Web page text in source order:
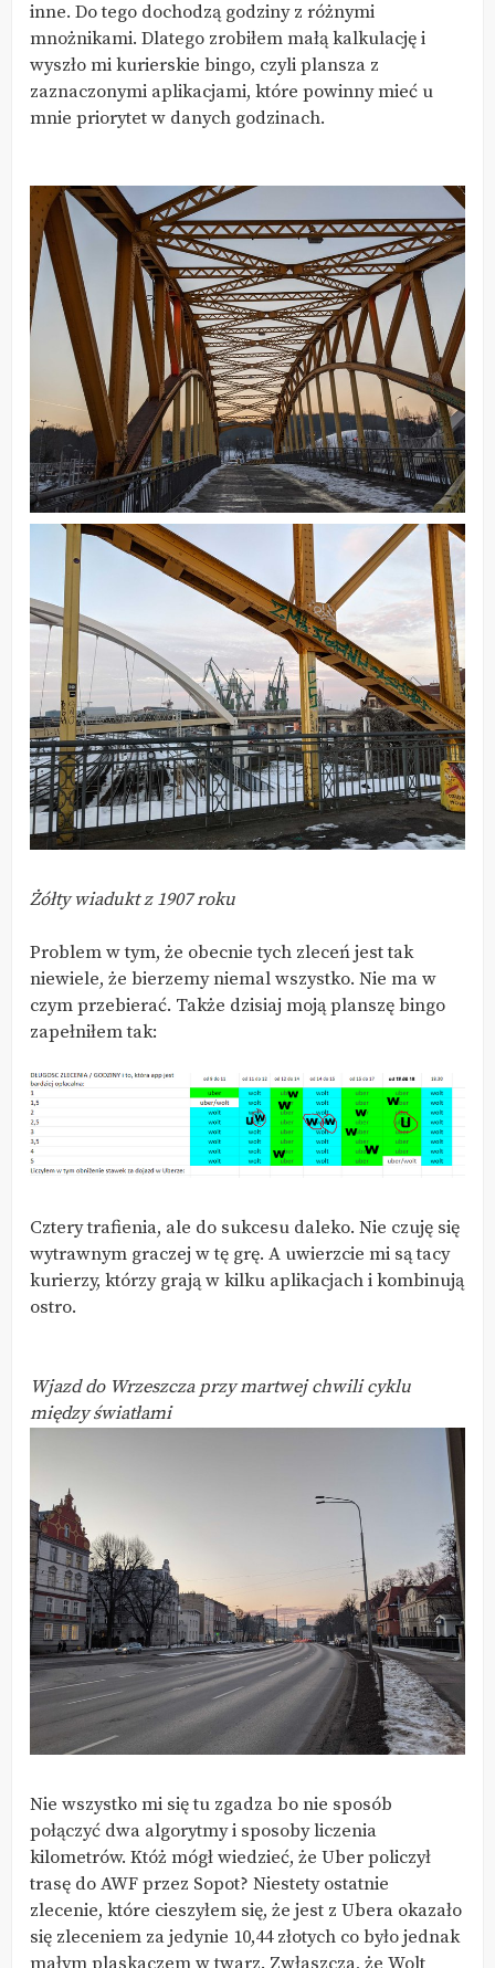
inne. Do tego dochodzą godziny z różnymi
mnożnikami. Dlatego zrobiłem małą kalkulację i
wyszło mi kurierskie bingo, czyli plansza z
zaznaczonymi aplikacjami, które powinny mieć u
mnie priorytet w danych godzinach.
Żółty wiadukt z 1907 roku
Problem w tym, że obecnie tych zleceń jest tak
niewiele, że bierzemy niemal wszystko. Nie ma w
czym przebierać. Także dzisiaj moją planszę bingo
zapełniłem tak:
Cztery trafienia, ale do sukcesu daleko. Nie czuję się
wytrawnym graczej w tę grę. A uwierzcie mi są tacy
kurierzy, którzy grają w kilku aplikacjach i kombinują
ostro.
Wjazd do Wrzeszcza przy martwej chwili cyklu
między światłami
Nie wszystko mi się tu zgadza bo nie sposób
połączyć dwa algorytmy i sposoby liczenia
kilometrów. Któż mógł wiedzieć, że Uber policzył
trasę do AWF przez Sopot? Niestety ostatnie
zlecenie, które cieszyłem się, że jest z Ubera okazało
się zleceniem za jedynie 10,44 złotych co było jednak